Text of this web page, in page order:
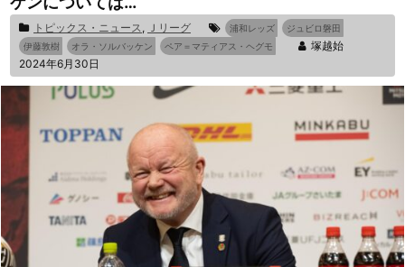
トピックス・ニュース, Ｊリーグ 浦和レッズ
ジュビロ磐田
伊藤敦樹
オラ・ソルバッケン ペア＝マティアス・ヘグモ
塚越始
2024年6月30日